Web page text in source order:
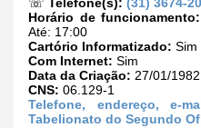
Horário de funcionamento:
Até: 17:00
Cartório Informatizado: Sim
Com Internet: Sim
Data da Criação: 27/01/1982
CNS: 06.129-1
Telefone, endereço, e-
Tabelionato do Segundo